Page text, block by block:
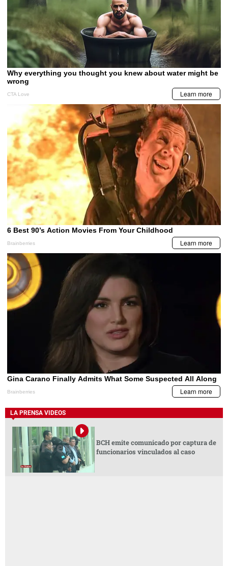
LA PRENSA VIDEOS
BCH emite comunicado por captura de
funcionarios vinculados al caso